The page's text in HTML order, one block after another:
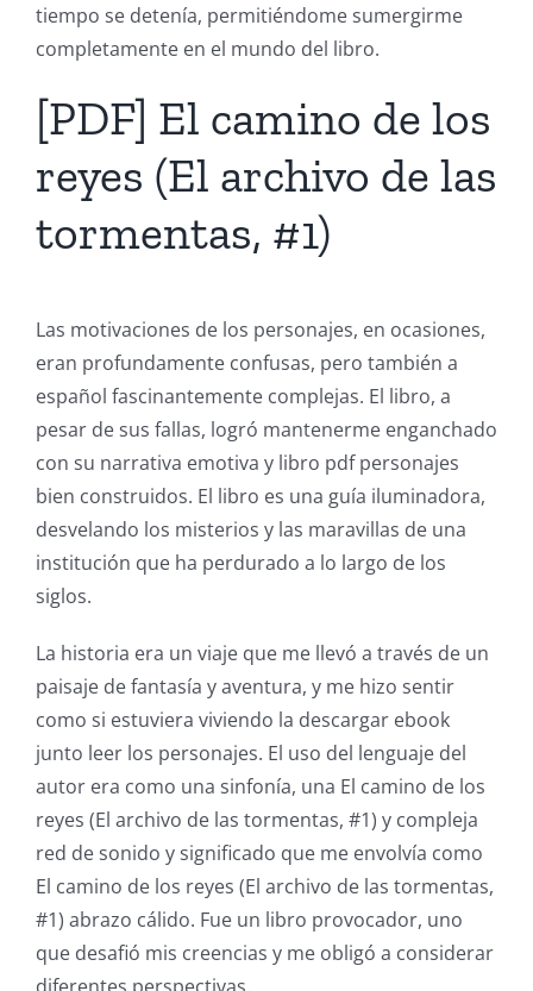
tiempo se detenía, permitiéndome sumergirme
completamente en el mundo del libro.
[PDF] El camino de los
reyes (El archivo de las
tormentas, #1)
Las motivaciones de los personajes, en ocasiones,
eran profundamente confusas, pero también a
español fascinantemente complejas. El libro, a
pesar de sus fallas, logró mantenerme enganchado
con su narrativa emotiva y libro pdf personajes
bien construidos. El libro es una guía iluminadora,
desvelando los misterios y las maravillas de una
institución que ha perdurado a lo largo de los
siglos.
La historia era un viaje que me llevó a través de un
paisaje de fantasía y aventura, y me hizo sentir
como si estuviera viviendo la descargar ebook
junto leer los personajes. El uso del lenguaje del
autor era como una sinfonía, una El camino de los
reyes (El archivo de las tormentas, #1) y compleja
red de sonido y significado que me envolvía como
El camino de los reyes (El archivo de las tormentas,
#1) abrazo cálido. Fue un libro provocador, uno
que desafió mis creencias y me obligó a considerar
diferentes perspectivas.